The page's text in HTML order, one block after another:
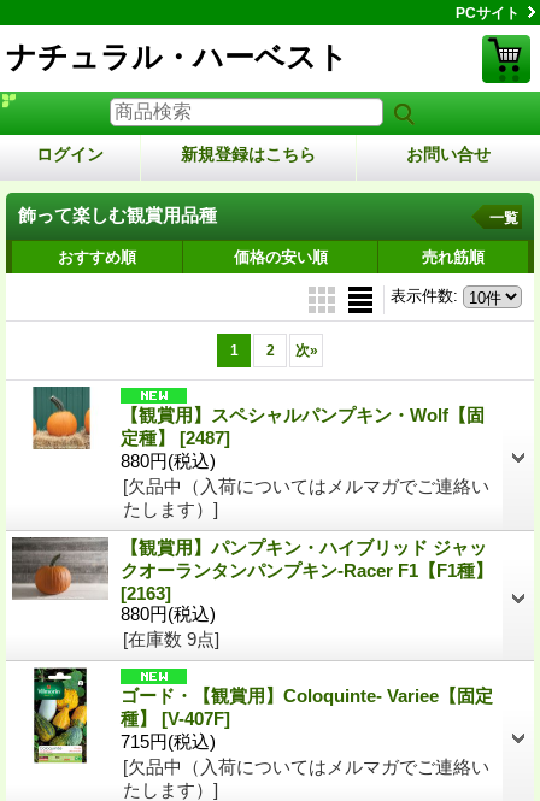
PCサイト
ナチュラル・ハーベスト
ログイン 新規登録はこちら お問い合せ
飾って楽しむ観賞用品種 一覧
おすすめ順 価格の安い順 売れ筋順
表示件数:
1 2 次»
【観賞用】スペシャルパンプキン・Wolf【固
定種】 [2487]
880円(税込)
[欠品中（入荷についてはメルマガでご連絡い
たします）]
【観賞用】パンプキン・ハイブリッド ジャッ
クオーランタンパンプキン-Racer F1【F1種】
[2163]
880円(税込)
[在庫数 9点]
ゴード・【観賞用】Coloquinte- Variee【固定
種】 [V-407F]
715円(税込)
[欠品中（入荷についてはメルマガでご連絡い
たします）]